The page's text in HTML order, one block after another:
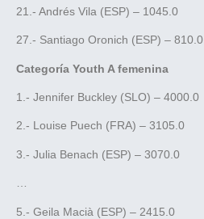
21.- Andrés Vila (ESP) – 1045.0
27.- Santiago Oronich (ESP) – 810.0
Categoría Youth A femenina
1.- Jennifer Buckley (SLO) – 4000.0
2.- Louise Puech (FRA) – 3105.0
3.- Julia Benach (ESP) – 3070.0
…
5.- Geila Macià (ESP) – 2415.0